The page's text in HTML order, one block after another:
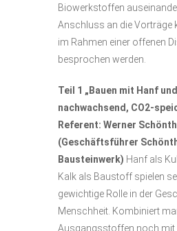
Biowerkstoffen
Anschluss an die Vorträge
im Rahmen einer offenen
besprochen werden.
Teil 1 „Bauen mit Hanf
nachwachsend, CO2-
Referent: Werner
(Geschäftsführer
Bausteinwerk) Hanf als
Kalk als Baustoff spielen
gewichtige Rolle in der
Menschheit. Kombiniert
Ausgangsstoffen noch mit